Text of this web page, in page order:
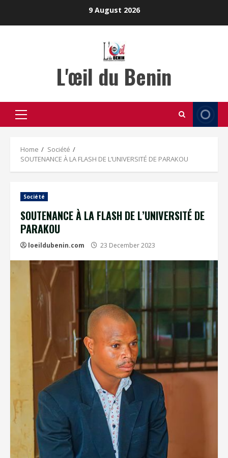
9 August 2026
L'œil du Benin
Primary
Menu
Home
Société
SOUTENANCE À LA FLASH DE L’UNIVERSITÉ DE PARAKOU
Société
SOUTENANCE À LA FLASH DE L’UNIVERSITÉ DE
PARAKOU
loeildubenin.com 23 December 2023